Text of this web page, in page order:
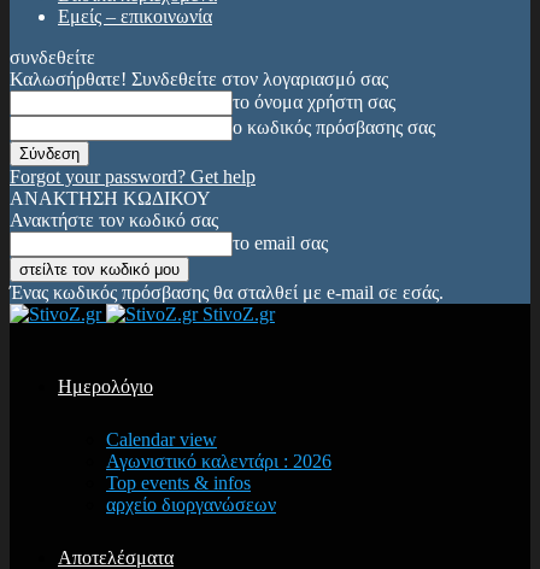
Εμείς – επικοινωνία
συνδεθείτε
Καλωσήρθατε! Συνδεθείτε στον λογαριασμό σας
το όνομα χρήστη σας
ο κωδικός πρόσβασης σας
Forgot your password? Get help
ΑΝΑΚΤΗΣΗ ΚΩΔΙΚΟΥ
Ανακτήστε τον κωδικό σας
το email σας
Ένας κωδικός πρόσβασης θα σταλθεί με e-mail σε εσάς.
StivoZ.gr
Ημερολόγιο
Calendar view
Αγωνιστικό καλεντάρι : 2026
Top events & infos
αρχείο διοργανώσεων
Αποτελέσματα